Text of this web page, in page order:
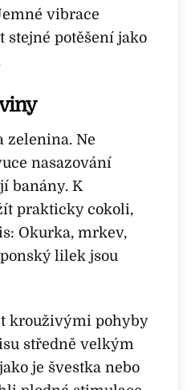
vibrace
stejné potěšení jako
zelenina. Ne
nasazování
banány. K
prakticky cokoli,
Okurka, mrkev,
lilek jsou
krouživými pohyby
středně velkým
je švestka nebo